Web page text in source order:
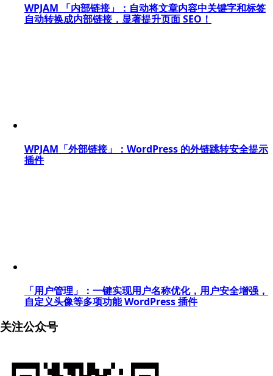
WPJAM 「内部链接」：自动将文章内容中关键字和标签
自动转换成内部链接，显著提升页面 SEO！
WPJAM「外部链接」：WordPress 的外链跳转安全提示
插件
「用户管理」：一键实现用户名称优化，用户安全增强，
自定义头像等多项功能 WordPress 插件
关注公众号